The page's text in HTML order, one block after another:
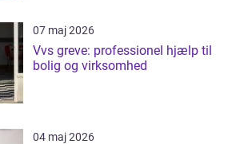
07 maj 2026
Vvs greve: professionel hjælp til
bolig og virksomhed
04 maj 2026